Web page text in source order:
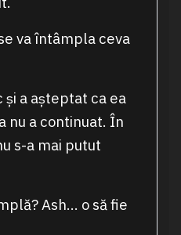
va întâmpla ceva
și a așteptat ca ea
nu a continuat. În
s-a mai putut
Ash… o să fie